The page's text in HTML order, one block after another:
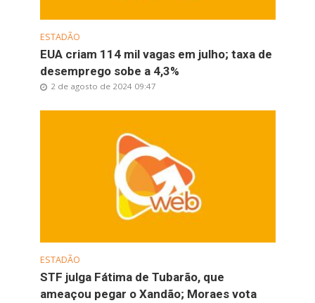
ESTADÃO
EUA criam 114 mil vagas em julho; taxa de
desemprego sobe a 4,3%
2 de agosto de 2024 09:47
ESTADÃO
STF julga Fátima de Tubarão, que
ameaçou pegar o Xandão; Moraes vota